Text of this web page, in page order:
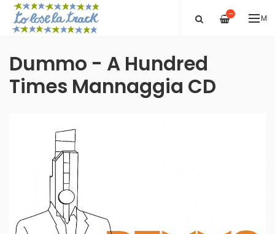
—
Dummo - A Hundred
Times Mannaggia CD